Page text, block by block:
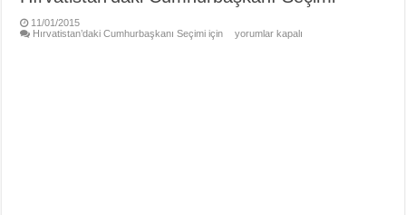
11/01/2015
Hırvatistan’daki Cumhurbaşkanı Seçimi için
yorumlar kapalı